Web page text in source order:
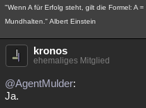
"Wenn A für Erfolg steht, gilt die Formel: A
Mundhalten." Albert Einstein
kronos
ehemaliges Mitglied
@AgentMulder:
Ja.